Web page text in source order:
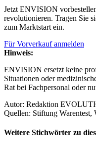
Jetzt ENVISION
revolutionieren. Tragen Sie
zum Marktstart ein.
Für Vorverkauf anmelden
Hinweis:
ENVISION ersetzt keine
Situationen oder
Rat bei Fachpersonal oder
Autor: Redaktion
Quellen: Stiftung Warentest,
Weitere Stichwörter zu